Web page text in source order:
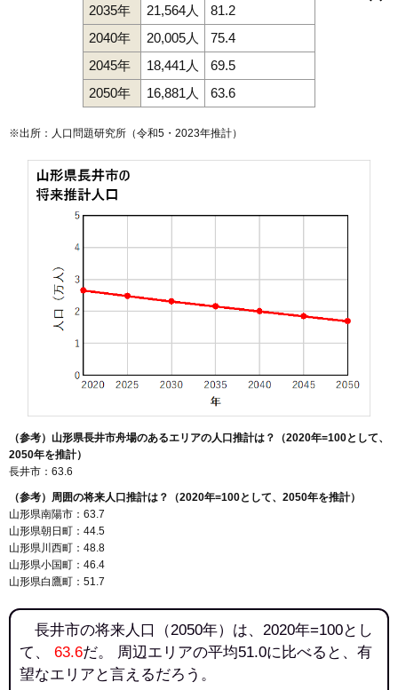
2035年 21,564人
81.2
2040年
20,005人
75.4
2045年
18,441人
69.5
2050年
16,881人 63.6
※出所：人口問題研究所（令和5・2023年推計）
（参考）山形県長井市舟場のあるエリアの人口推計は？（2020年=100として、
2050年を推計）
長井市：63.6
（参考）周囲の将来人口推計は？（2020年=100として、2050年を推計）
山形県南陽市：63.7
山形県朝日町：44.5
山形県川西町：48.8
山形県小国町：46.4
山形県白鷹町：51.7
長井市の将来人口（2050年）は、2020年=100とし
て、 63.6だ。 周辺エリアの平均51.0に比べると、有
望なエリアと言えるだろう。
五十川泉今泉 上伊佐沢 九野本小出
台町館町北館町南寺泉十日町時庭中道成田花作町
舟場ままの上緑町本町 森屋城町
時庭駅南長井駅長井駅あやめ公園駅羽前成田駅